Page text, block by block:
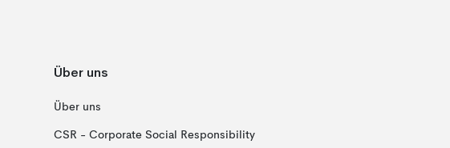
Über uns
Über uns
CSR - Corporate Social Responsibility